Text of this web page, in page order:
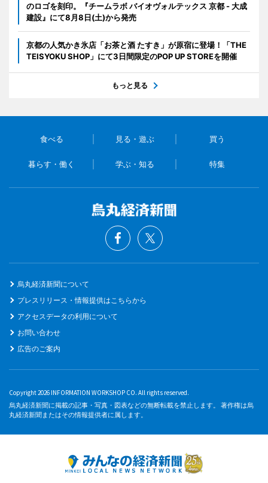
のロゴを刻印。『チームラボ バイオヴォルテックス 京都 - 大成
建設』にて8月8日(土)から発売
京都の人気かき氷店「お茶と酒 たすき」が原宿に登場！「THE
TEISYOKU SHOP」にて3日間限定のPOP UP STOREを開催
もっと見る
食べる 見る・遊ぶ 買う
暮らす・働く 学ぶ・知る 特集
烏丸経済新聞について
プレスリリース・情報提供はこちらから
アクセスデータの利用について
お問い合わせ
広告のご案内
Copyright 2026 INFORMATION WORKSHOP CO. All rights reserved.
烏丸経済新聞に掲載の記事・写真・図表などの無断転載を禁止します。 著作権は烏
丸経済新聞またはその情報提供者に属します。